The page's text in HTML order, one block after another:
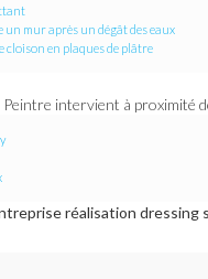
un mur après un dégât des eaux
cloison en plaques de plâtre
intervient à proximité
réalisation dressing